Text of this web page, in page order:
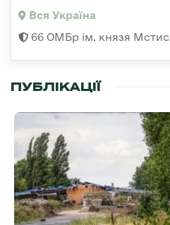
Вся Україна
66 ОМБр ім. князя
ПУБЛІКАЦІЇ